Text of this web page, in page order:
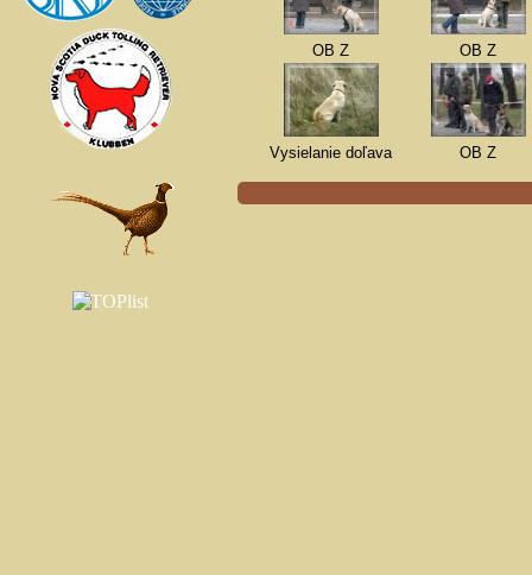
OB Z OB Z
Vysielanie doľava OB Z